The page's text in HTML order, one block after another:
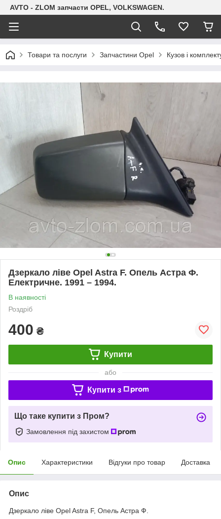
AVTO - ZLOM запчасти OPEL, VOLKSWAGEN.
Товари та послуги Запчастини Opel Кузов і
Дзеркало ліве Opel Astra F. Опель Астра Ф.
Електричне. 1991 – 1994.
В наявності
Роздріб
400 ₴
Купити
або
Купити з
Що таке купити з Пром?
Замовлення під захистом
Опис Характеристики Відгуки про товар Доставка
Опис
Дзеркало ліве Opel Astra F, Опель Астра Ф.